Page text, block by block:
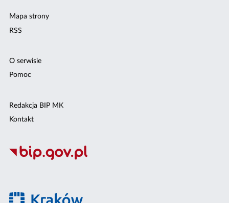
Mapa strony
RSS
O serwisie
Pomoc
Redakcja BIP MK
Kontakt